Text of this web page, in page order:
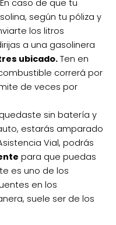
En caso de que tu
según tu póliza y
los litros
a una gasolinera
ubicado.Ten en
correrá por
de veces por
sin batería y
estarás amparado
Vial, podrás
para que puedas
es uno de los
en los
suele ser de los